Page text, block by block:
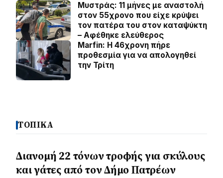
Μυστράς: 11 μήνες με αναστολή
στον 55χρονο που είχε κρύψει
τον πατέρα του στον καταψύκτη
– Αφέθηκε ελεύθερος
Marfin: Η 46χρονη πήρε
προθεσμία για να απολογηθεί
την Τρίτη
ΤΟΠΙΚΑ
Διανομή 22 τόνων τροφής για σκύλους
και γάτες από τον Δήμο Πατρέων